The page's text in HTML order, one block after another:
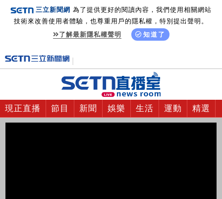
三立新聞網 為了提供更好的閱讀內容，我們使用相關網站
技術來改善使用者體驗，也尊重用戶的隱私權，特別提出聲明。
了解最新隱私權聲明
知道了
現正直播 節目 新聞 娛樂 生活 運動 精選